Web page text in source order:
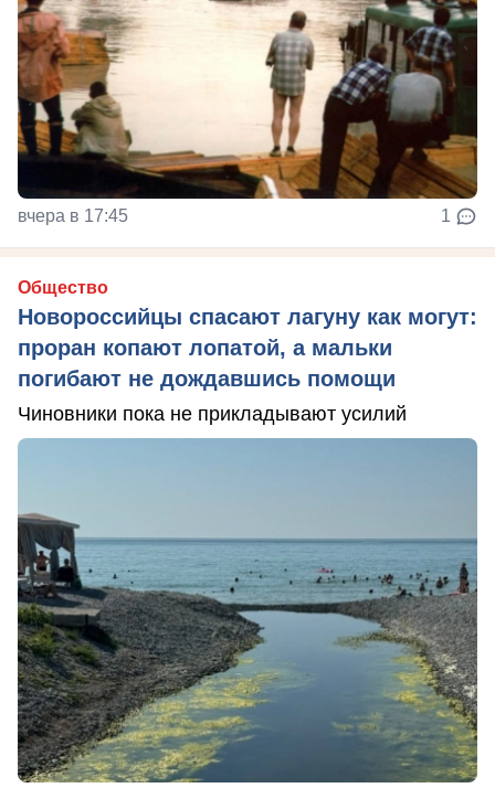
вчера в 17:45 1
Общество
Новороссийцы спасают лагуну как могут:
проран копают лопатой, а мальки
погибают не дождавшись помощи
Чиновники пока не прикладывают усилий